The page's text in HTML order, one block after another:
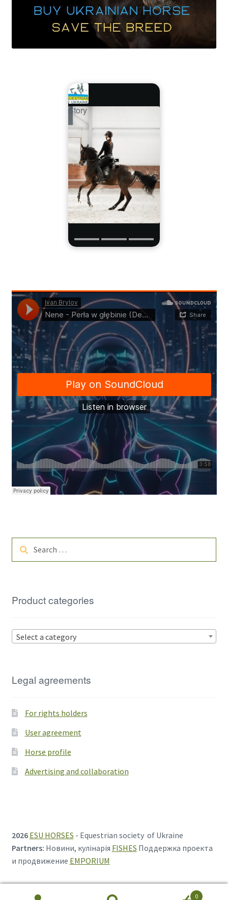
Story
Search
Product categories
Select a category
Legal agreements
For rights holders
User agreement
Horse profile
Advertising and collaboration
2026 ESU HORSES - Equestrian society of Ukraine
Partners: Новини, кулінарія FISHES Поддержка проекта
и продвижение EMPORIUM
0